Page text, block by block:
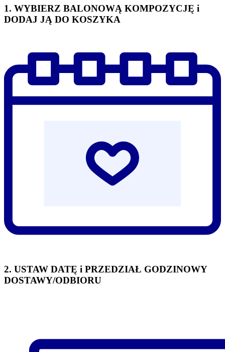
1. WYBIERZ BALONOWĄ KOMPOZYCJĘ i
DODAJ JĄ DO KOSZYKA
2. USTAW DATĘ i PRZEDZIAŁ GODZINOWY
DOSTAWY/ODBIORU